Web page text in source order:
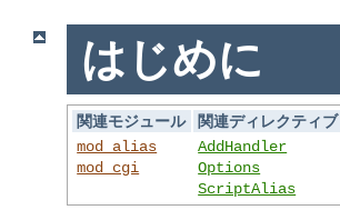
はじめに
関連モジュール
関連ディレクティブ
mod_alias
mod_cgi
AddHandler
Options
ScriptAlias